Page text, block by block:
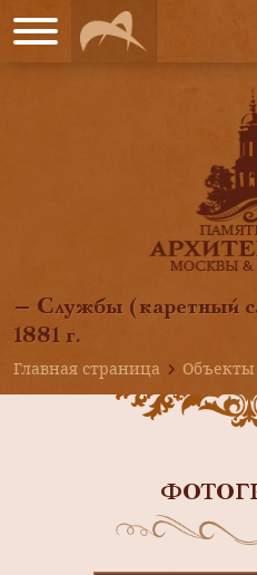
— Службы (каретный
1881 г.
Главная страница